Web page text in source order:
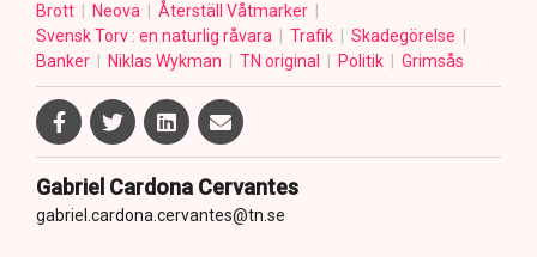
Brott Neova
Återställ Våtmarker
Svensk Torv : en naturlig råvara
Trafik
Skadegörelse
Banker
Niklas Wykman TN original Politik Grimsås
Gabriel Cardona Cervantes
gabriel.cardona.cervantes@tn.se